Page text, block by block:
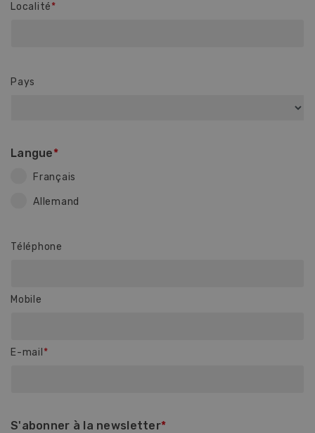
Localité
Pays
Langue
Français
Allemand
Téléphone
Mobile
E-mail
S'abonner à la newsletter